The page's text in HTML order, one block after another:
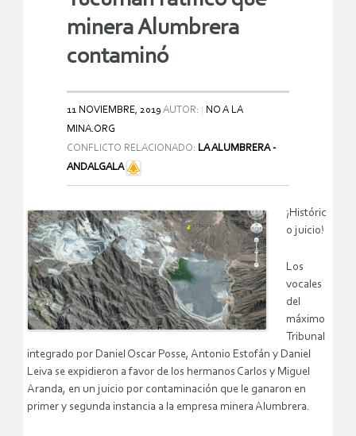
minera Alumbrera
contaminó
11 NOVIEMBRE, 2019 AUTOR:
NO A LA
MINA.ORG
CONFLICTO RELACIONADO: LA ALUMBRERA -
ANDALGALA
¡Históric
o juicio!
Los
vocales
del
máximo
Tribunal
integrado por Daniel Oscar Posse, Antonio Estofán y Daniel
Leiva se expidieron a favor de los hermanos Carlos y Miguel
Aranda, en un juicio por contaminación que le ganaron en
primer y segunda instancia a la empresa minera Alumbrera.